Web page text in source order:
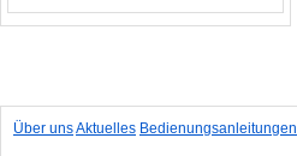
Über unsAktuelles Bedienungsanleitungen